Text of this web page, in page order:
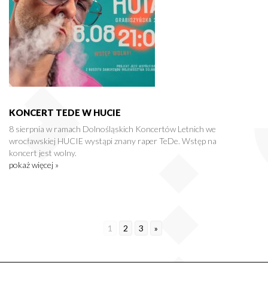
KONCERT TEDE W HUCIE
8 sierpnia w ramach Dolnośląskich Koncertów Letnich we
wrocławskiej HUCIE wystąpi znany raper TeDe. Wstęp na
koncert jest wolny.
pokaż więcej »
1 2 3 »